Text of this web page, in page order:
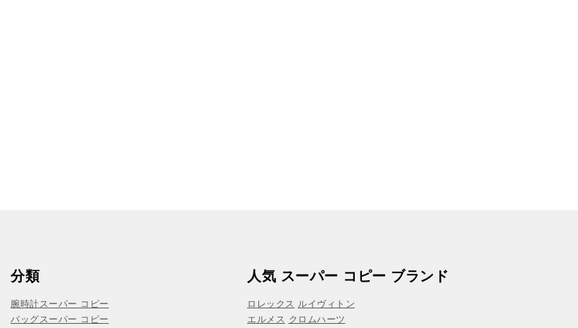
分類
腕時計スーパー コピー
バッグスーパー コピー
人気 スーパー コピー ブランド
ロレックス ルイヴィトン
エルメス クロムハーツ